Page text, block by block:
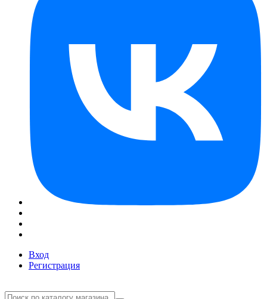
Вход
Регистрация